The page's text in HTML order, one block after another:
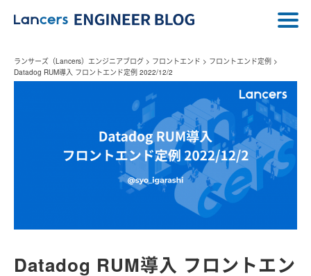
ランサーズ（Lancers）エンジニアブログ > フロントエンド > フロントエンド定例 >
Datadog RUM導入 フロントエンド定例 2022/12/2
Datadog RUM導入 フロントエン